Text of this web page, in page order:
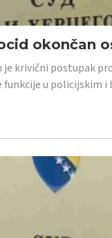
okončan
je krivični postupak
u policijskim